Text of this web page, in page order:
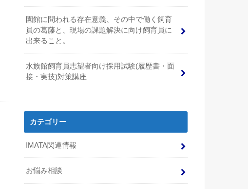
園館に問われる存在意義、その中で働く飼育
員の葛藤と、現場の課題解決に向け飼育員に
出来ること。
水族館飼育員志望者向け採用試験(履歴書・面
接・実技)対策講座
カテゴリー
IMATA関連情報
お悩み相談